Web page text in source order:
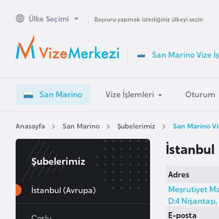
Ülke Seçimi Başvuru yapmak istediğiniz ülkeyi seçin
San Marino Vize
San Marino Vize İşlemleri Oturum
Anasayfa San Marino Şubelerimiz San Marino
Adres
Meşrutiyet
D:4
E-posta
Şubelerimiz
İstanbul (Avrupa)
A
u
s
a
l
A
u
s
t